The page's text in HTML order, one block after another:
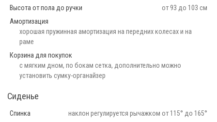
Высота от пола до ручки
от 93 до 103 см
Амортизация
хорошая пружинная амортизация на передних колесах и на
раме
Корзина для покупок
с мягким дном, по бокам сетка, дополнительно можно
установить сумку-органайзер
Сиденье
Спинка
наклон регулируется рычажком от 115° до 165°